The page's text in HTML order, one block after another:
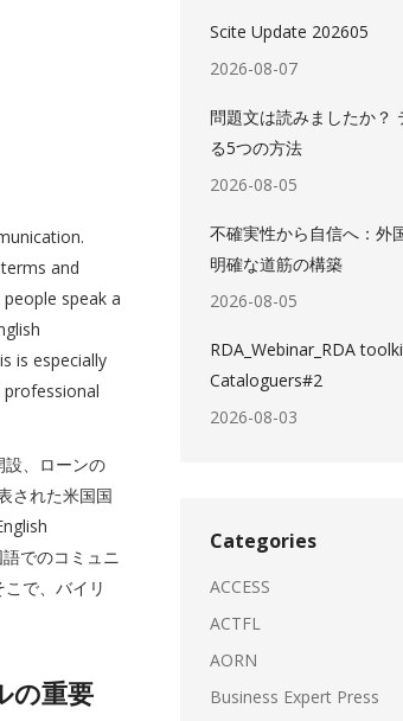
and
speak a
is especially
設、ローンの
された米国国
でのコミュニ
で、バイリ
重要
Scite Update 202605
2026-08-07
問題文は読みましたか？
る5つの方法
2026-08-05
不確実性から自信へ：外
明確な道筋の構築
2026-08-05
RDA_Webinar_RDA
Cataloguers#2
2026-08-03
Categories
ACCESS
ACTFL
AORN
Business Expert Press